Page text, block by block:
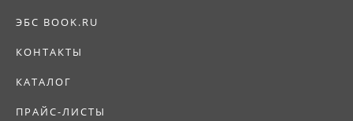
ЭБС BOOK.RU
КОНТАКТЫ
КАТАЛОГ
ПРАЙС-ЛИСТЫ